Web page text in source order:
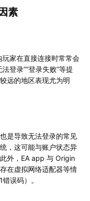
素
家在直接连接时常常会
登录”“登录失败”等提
远的地区表现尤为明
是导致无法登录的常见
，这可能与账户状态异
外，EA app 与 Origin
在虚拟网络适配器等情
误码）。